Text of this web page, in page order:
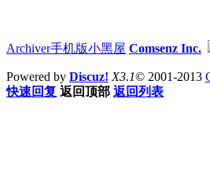
Archiver手机版小黑屋 Comsenz Inc.
Powered by Discuz! X3.1© 2001-2013
快速回复 返回顶部 返回列表